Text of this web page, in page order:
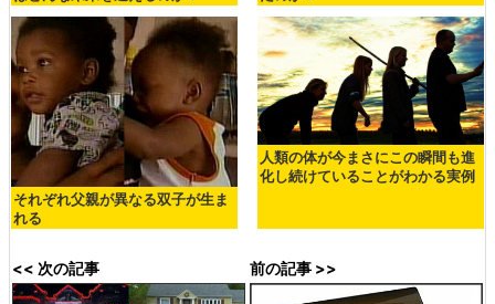
それぞれ父親が異なる双子が生ま
れる
人類の体が今まさにこの瞬間も進
化し続けていることがわかる実例
<< 次の記事 前の記事 >>